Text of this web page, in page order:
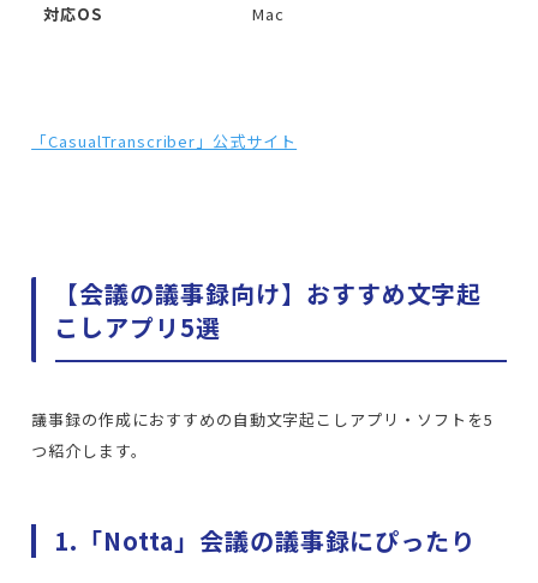
対応OS Mac
「CasualTranscriber」公式サイト
【会議の議事録向け】おすすめ文字起
こしアプリ5選
議事録の作成におすすめの自動文字起こしアプリ・ソフトを5
つ紹介します。
1.「Notta」会議の議事録にぴったり